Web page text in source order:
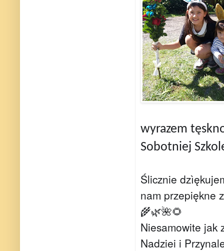
wyrazem
Sobotniej
Ślicznie
nam przepiękne
🌾🌿🌺🌻
Niesamowite jak
Nadziei i